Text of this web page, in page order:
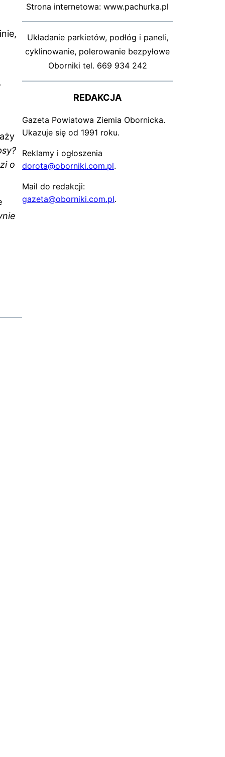
o
Strona internetowa: www.pachurka.pl
Układanie parkietów, podłóg i paneli,
cyklinowanie, polerowanie bezpyłowe
Oborniki tel. 669 934 242
REDAKCJA
Gazeta Powiatowa Ziemia Obornicka.
Ukazuje się od 1991 roku.
Reklamy i ogłoszenia
dorota@oborniki.com.pl.
Mail do redakcji:
gazeta@oborniki.com.pl.